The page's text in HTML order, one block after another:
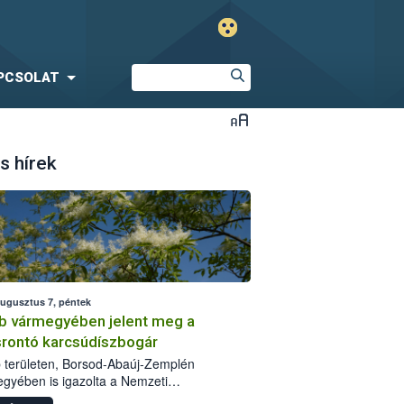
hírek
7, péntek
vármegyében jelent meg a
karcsúdíszbogár
területen, Borsod-Abaúj-Zemplén
is igazolta a Nemzeti
biztonsági Hivatal (Nébih) a